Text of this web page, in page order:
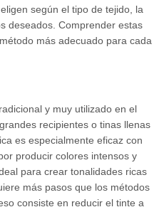
según el tipo de tejido, la
deseados. Comprender estas
más adecuado para cada
y muy utilizado en el
recipientes o tinas llenas
es especialmente eficaz con
producir colores intensos y
para crear tonalidades ricas
más pasos que los métodos
consiste en reducir el tinte a